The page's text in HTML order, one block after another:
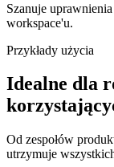
Szanuje
workspace'u.
Przykłady użycia
Idealne dla
Od zespołów
utrzymuje